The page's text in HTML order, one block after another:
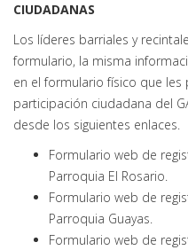
CIUDADANAS
Los líderes barriales y
formulario, la misma
en el formulario físico que
participación ciudadana del
desde los siguientes enlaces.
Formulario web de
Parroquia El Rosario.
Formulario web de
Parroquia Guayas.
Formulario web de